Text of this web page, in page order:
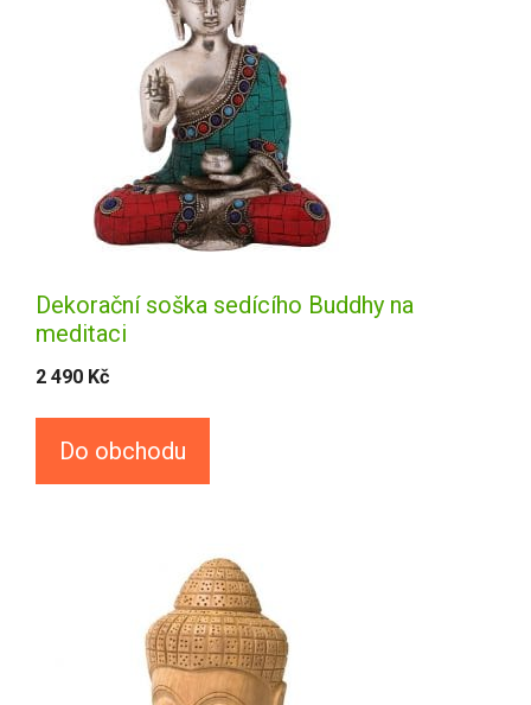
Dekorační soška sedícího Buddhy na
meditaci
2 490 Kč
Do obchodu